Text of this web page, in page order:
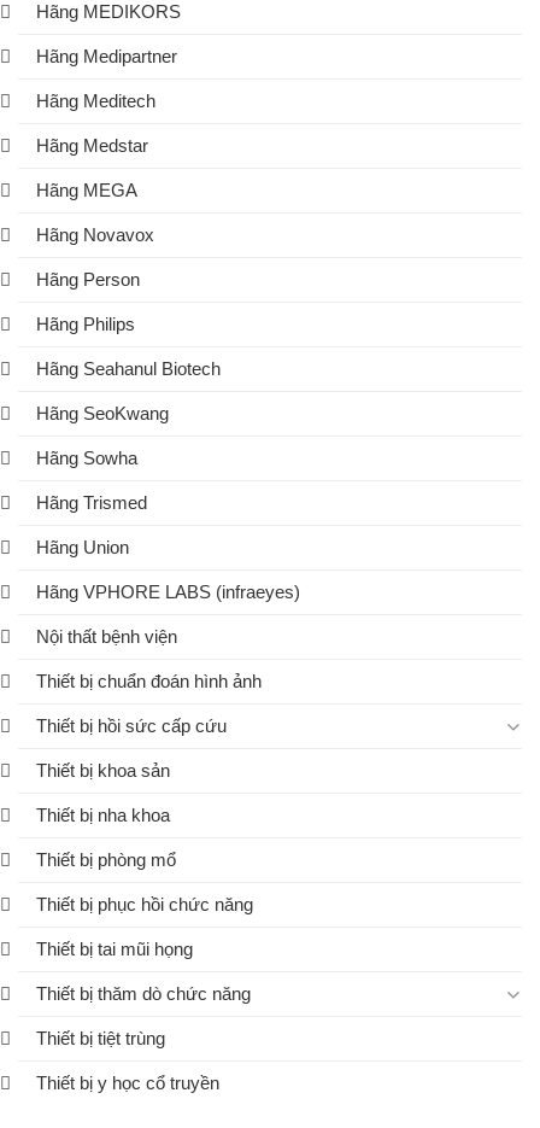
Hãng MEDIKORS
Hãng Medipartner
Hãng Meditech
Hãng Medstar
Hãng MEGA
Hãng Novavox
Hãng Person
Hãng Philips
Hãng Seahanul Biotech
Hãng SeoKwang
Hãng Sowha
Hãng Trismed
Hãng Union
Hãng VPHORE LABS (infraeyes)
Nội thất bệnh viện
Thiết bị chuẩn đoán hình ảnh
Thiết bị hồi sức cấp cứu
Thiết bị khoa sản
Thiết bị nha khoa
Thiết bị phòng mổ
Thiết bị phục hồi chức năng
Thiết bị tai mũi họng
Thiết bị thăm dò chức năng
Thiết bị tiệt trùng
Thiết bị y học cổ truyền